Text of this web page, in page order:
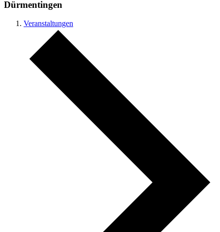
Dürmentingen
Veranstaltungen